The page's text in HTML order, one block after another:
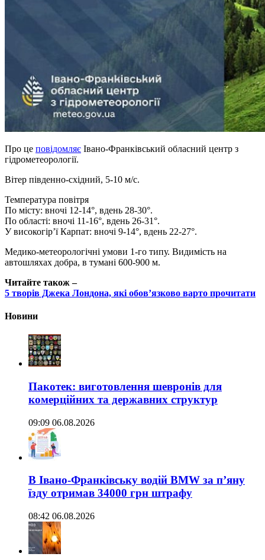
Про це повідомляє Івано-Франківський обласний центр з
гідрометеорології.
Вітер південно-східний, 5-10 м/с.
Температура повітря
По місту: вночі 12-14°, вдень 28-30°.
По області: вночі 11-16°, вдень 26-31°.
У високогір’ї Карпат: вночі 9-14°, вдень 22-27°.
Медико-метеорологічні умови 1-го типу. Видимість на
автошляхах добра, в тумані 600-900 м.
Читайте також –
5 творів Джека Лондона, які обов’язково варто прочитати
Новини
Пакотек: виготовлення шевронів для
комерційних та державних структур
09:09 06.08.2026
В Івано-Франківську водій BMW за п’яну
їзду отримав 34000 грн штрафу
08:42 06.08.2026